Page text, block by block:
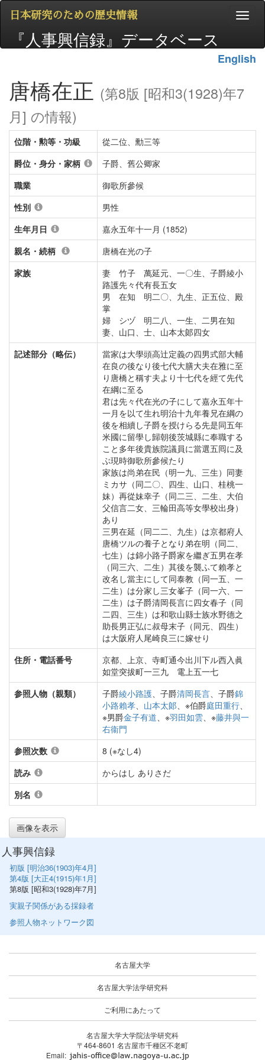
日本研究のための歴史情報
『人事興信録』データベース
English
唐橋在正 (第8版 [昭和3(1928)年7
月] の情報)
位階・勲等・功級
從二位、勳三等
爵位・身分・家柄
子爵、舊公卿家
職業
御歌所參候
性別
男性
生年月日
嘉永五年十一月 (1852)
親名・続柄
唐橋在光の子
家族
妻 竹子 萬延元、一〇生、子爵綾小
路護先々代有長五女
男 在知 明二〇、九生、正五位、殿
掌
婦 シヅ 明二八、一生、二男在知
妻、山口、士、山本太郞四女
記述部分（略伝）
當家は大學頭高辻定義の四男式部大輔
在良の後なり後七代大膳大夫在雅に至
り唐橋と稱す夫より十七代を經て先代
在綱に至る
君は先々代在光の子にして嘉永五年十
一月を以て生れ明治十九年養兄在綱の
後を相續し子爵を授けらる先是同五年
米國に留學し歸朝後茨城縣に奉職する
こと多年後貴族院議員に當選五囘に及
ぶ現時御歌所參候たり
家族は尚弟在民（明一九、三生）同妻
ミカサ（同二〇、四生、山口、桂桃一
妹）再從妹幸子（同二三、二生、大伯
父信言二女、三輪田高等女學校出身）
あり
三男在延（同二二、九生）は京都府人
唐橋ツルの養子となり弟在明（同二、
七生）は錦小路子爵家を繼ぎ五男在孝
（同三六、二生）其後を襲ふて賴孝と
改名し當主にして同泰教（同一五、一
二生）は分家し三女峯子（同一六、一
二生）は子爵清岡長言に四女春子（同
二四、三生）は和歌山縣士族水野德之
助長男正弘に叔母末子（同元、四生）
は大阪府人尾崎良三に嫁せり
住所・電話番号
京都、上京、寺町通今出川下ル西入眞
如堂突拔町一三九 電上五一七
参照人物（親類）
子爵綾小路護、子爵清岡長言、子爵錦
小路賴孝、 山本太郞、※伯爵庭田重行、
※男爵金子有道、※羽田如雲、※藤井與一
右衞門
参照次数
8 (※なし4)
読み
からはし ありさだ
別名
画像を表示
人事興信録
初版 [明治36(1903)年4月]
第4版 [大正4(1915)年1月]
第8版 [昭和3(1928)年7月]
実親子関係がある採録者
参照人物ネットワーク図
名古屋大学
名古屋大学法学研究科
ご利用にあたって
名古屋大学大学院法学研究科
〒464-8601 名古屋市千種区不老町
Email: